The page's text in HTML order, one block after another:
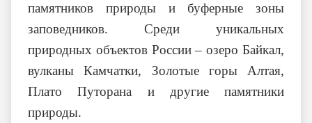
памятников природы и буферные зоны
заповедников. Среди уникальных
природных объектов России – озеро Байкал,
вулканы Камчатки, Золотые горы Алтая,
Плато Путорана и другие памятники
природы.